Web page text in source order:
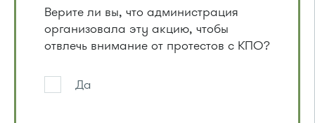
Верите ли вы, что администрация
организовала эту акцию, чтобы
отвлечь внимание от протестов с КПО?
Да